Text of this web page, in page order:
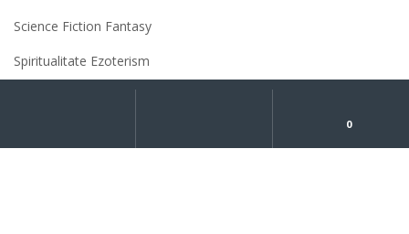
Science Fiction Fantasy
Spiritualitate Ezoterism
0